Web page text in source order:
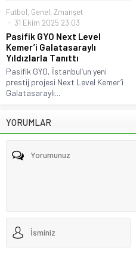
Futbol, Genel, Zmanşet
31 Ekim 2025 23:03
Pasifik GYO Next Level
Kemer’i Galatasaraylı
Yıldızlarla Tanıttı
Pasifik GYO, İstanbul’un yeni
prestij projesi Next Level Kemer’i
Galatasaraylı...
YORUMLAR